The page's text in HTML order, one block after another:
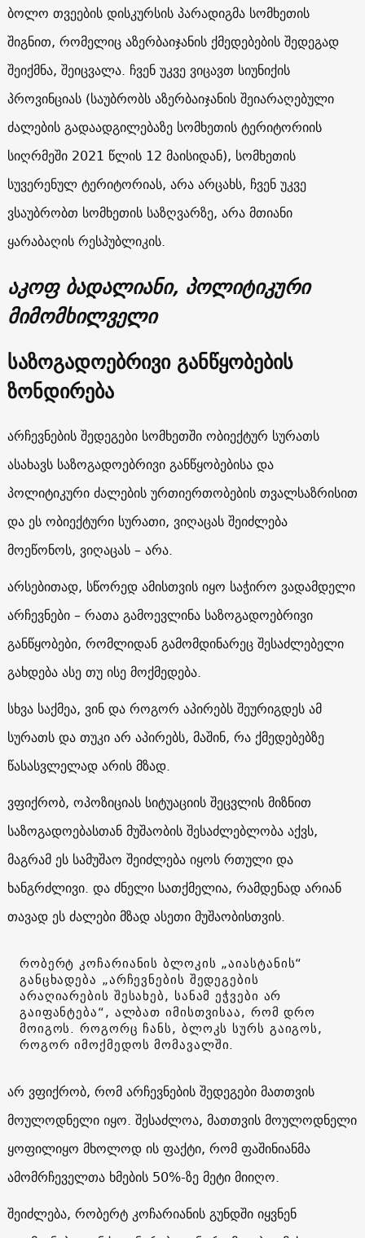
ბოლო თვეების დისკურსის პარადიგმა სომხეთის
შიგნით, რომელიც აზერბაიჯანის ქმედებების შედეგად
შეიქმნა, შეიცვალა. ჩვენ უკვე ვიცავთ სიუნიქის
პროვინციას (საუბრობს აზერბაიჯანის შეიარაღებული
ძალების გადაადგილებაზე სომხეთის ტერიტორიის
სიღრმეში 2021 წლის 12 მაისიდან), სომხეთის
სუვერენულ ტერიტორიას, არა არცახს, ჩვენ უკვე
ვსაუბრობთ სომხეთის საზღვარზე, არა მთიანი
ყარაბაღის რესპუბლიკის.
აკოფ ბადალიანი, პოლიტიკური
მიმომხილველი
საზოგადოებრივი განწყობების
ზონდირება
არჩევნების შედეგები სომხეთში ობიექტურ სურათს
ასახავს საზოგადოებრივი განწყობებისა და
პოლიტიკური ძალების ურთიერთობების თვალსაზრისით
და ეს ობიექტური სურათი, ვიღაცას შეიძლება
მოეწონოს, ვიღაცას – არა.
არსებითად, სწორედ ამისთვის იყო საჭირო ვადამდელი
არჩევნები – რათა გამოევლინა საზოგადოებრივი
განწყობები, რომლიდან გამომდინარეც შესაძლებელი
გახდება ასე თუ ისე მოქმედება.
სხვა საქმეა, ვინ და როგორ აპირებს შეურიგდეს ამ
სურათს და თუკი არ აპირებს, მაშინ, რა ქმედებებზე
წასასვლელად არის მზად.
ვფიქრობ, ოპოზიციას სიტუაციის შეცვლის მიზნით
საზოგადოებასთან მუშაობის შესაძლებლობა აქვს,
მაგრამ ეს სამუშაო შეიძლება იყოს რთული და
ხანგრძლივი. და ძნელი სათქმელია, რამდენად არიან
თავად ეს ძალები მზად ასეთი მუშაობისთვის.
რობერტ კოჩარიანის ბლოკის „აიასტანის“
განცხადება „არჩევნების შედეგების
არაღიარების შესახებ, სანამ ეჭვები არ
გაიფანტება“, ალბათ იმისთვისაა, რომ დრო
მოიგოს. როგორც ჩანს, ბლოკს სურს გაიგოს,
როგორ იმოქმედოს მომავალში.
არ ვფიქრობ, რომ არჩევნების შედეგები მათთვის
მოულოდნელი იყო. შესაძლოა, მათთვის მოულოდნელი
ყოფილიყო მხოლოდ ის ფაქტი, რომ ფაშინიანმა
ამომრჩეველთა ხმების 50%-ზე მეტი მიიღო.
შეიძლება, რობერტ კოჩარიანის გუნდში იყვნენ